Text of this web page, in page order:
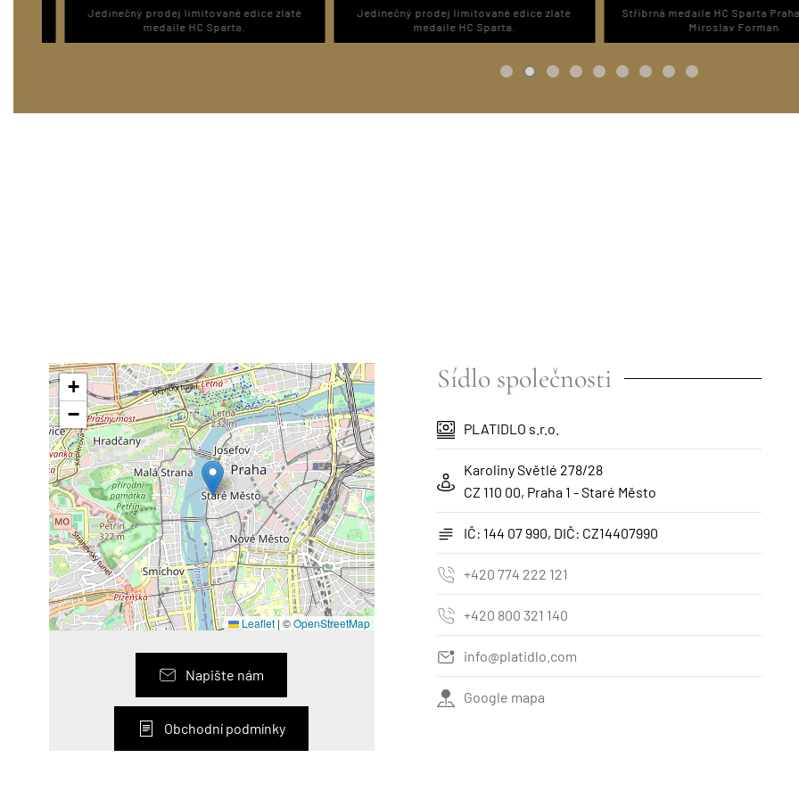
Jedinečný prodej limitované edice zlaté
medaile HC Sparta.
Jedinečný prodej limitované edice zlaté
medaile HC Sparta.
Stříbrná medaile HC Sparta
Miroslav Forman
+
−
Leaflet | ©OpenStreetMap
Napište nám
Obchodní podmínky
Sídlo společnosti
PLATIDLO s.r.o.
Karoliny Světlé 278/28
CZ 110 00, Praha 1 - Staré Město
IČ: 144 07 990, DIČ: CZ14407990
+420 774 222 121
+420 800 321 140
info@platidlo.com
Google mapa